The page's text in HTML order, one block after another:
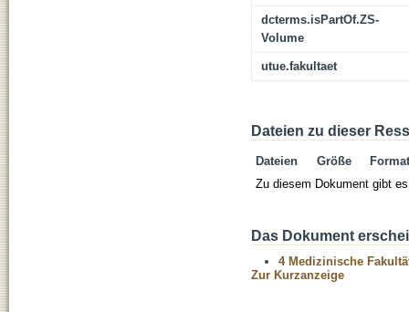
dcterms.isPartOf.ZS-
Volume
utue.fakultaet
Dateien zu dieser
Dateien Größe
Format
Zu diesem Dokument gibt
Das Dokument
4 Medizinische
Zur Kurzanzeige